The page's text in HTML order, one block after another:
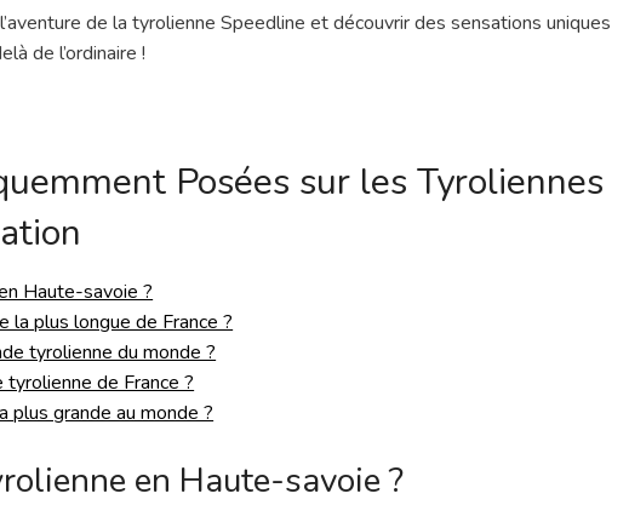
de la tyrolienne Speedline et découvrir des sensations uniques
de l’ordinaire !
Posées sur les Tyroliennes
Haute-savoie ?
la plus longue de France ?
tyrolienne du monde ?
de France ?
plus grande au monde ?
en Haute-savoie ?